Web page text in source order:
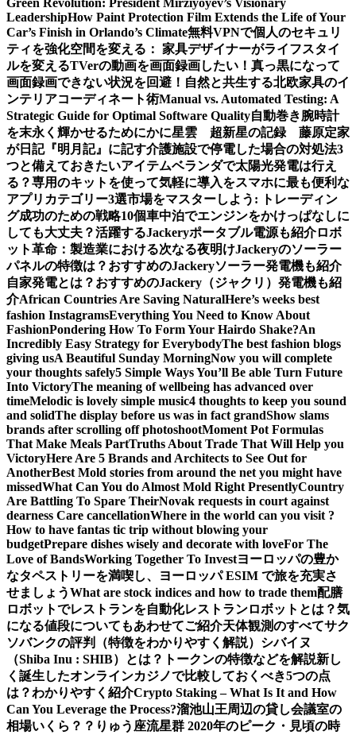
Green Revolution: President Mirziyoyev’s Visionary
LeadershipHow Paint Protection Film Extends the Life of Your
Car’s Finish in Orlando’s Climate無料VPNで個人のセキュリ
ティを強化空間を変える： 家具デザイナーがライフスタイ
ルを変えるTVerの動画を画面録画したい！真っ黒になって
画面録画できない状況を回避！ 自然と共生する北欧家具のイ
ンテリアコーディネート術Manual vs. Automated Testing: A
Strategic Guide for Optimal Software Quality自動巻き腕時計
を末永く輝かせるためにかに星雲 超新星の記録 藤原定家
が日記『明月記』に記す介護施設で停電した場合の対処法3
つと備えておきたいアイテムベランダで太陽光発電は行え
る？専用のキットを使って気軽に導入をスマホに最も便利な
アプリカテゴリー3選市場をマスターしよう: トレーディン
グ成功のための戦略10個車中泊でエンジンをかけっぱなしに
しても大丈夫？活躍するJackeryポータブル電源も紹介ロボ
ット革命：製造業における次なる夜明けJackeryのソーラー
パネルの特徴は？おすすめのJackeryソーラー発電機も紹介
自家発電とは？おすすめのJackery（ジャクリ）発電機も紹
介African Countries Are Saving NaturalHere’s weeks best
fashion InstagramsEverything You Need to Know About
FashionPondering How To Form Your Hairdo Shake?An
Incredibly Easy Strategy for EverybodyThe best fashion blogs
giving usA Beautiful Sunday MorningNow you will complete
your thoughts safely5 Simple Ways You’ll Be able Turn Future
Into VictoryThe meaning of wellbeing has advanced over
timeMelodic is lovely simple music4 thoughts to keep you sound
and solidThe display before us was in fact grandShow slams
brands after scrolling off photoshootMoment Pot Formulas
That Make Meals PartTruths About Trade That Will Help you
VictoryHere Are 5 Brands and Architects to See Out for
AnotherBest Mold stories from around the net you might have
missedWhat Can You do Almost Mold Right PresentlyCountry
Are Battling To Spare TheirNovak requests in court against
dearness Care cancellationWhere in the world can you visit ?
How to have fantas tic trip without blowing your
budgetPrepare dishes wisely and decorate with loveFor The
Love of BandsWorking Together To Investヨーロッパの豊か
なタペストリーを満喫し、ヨーロッパ ESIM で旅を充実さ
せましょうWhat are stock indices and how to trade them配膳
ロボットでレストランを自動化レストランロボットとは？気
になる値段についてもあわせてご紹介天体観測のすべてサク
ソバンクの評判（特徴をわかりやすく解説） シバイヌ
（Shiba Inu : SHIB）とは？トークンの特徴などを解説新し
く誕生したオンラインカジノで比較しておくべき5つの点
は？わかりやすく紹介Crypto Staking – What Is It and How
Can You Leverage the Process?溜池山王周辺の貸し会議室の
相場いくら？？ りゅう座流星群 2020年のピーク・見頃の時